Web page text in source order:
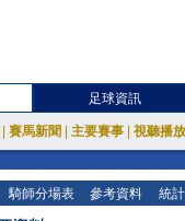
足球資訊
賽馬新聞 主要賽事 視聽播
騎師分場表 參考資料 統